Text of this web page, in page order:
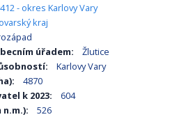
- okres Karlovy Vary
kraj
úřadem:
Žlutice
Karlovy Vary
4870
k 2023:
604
n.m.):
526